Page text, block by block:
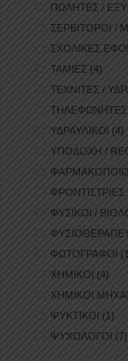
ΠΩΛΗΤΕΣ /
ΣΕΡΒΙΤΟΡΟΙ /
ΣΧΟΛΙΚΕΣ
ΤΑΜΙΕΣ (4)
ΤΕΧΝΙΤΕΣ /
ΤΗΛΕΦΩΝΗΤΕΣ
ΥΔΡΑΥΛΙΚΟΙ (4)
ΥΠΟΔΟΧΗ /
ΦΡΟΝΤΙΣΤΡΙΕΣ
ΦΥΣΙΚΟΙ /
ΦΩΤΟΓΡΑΦΟΙ
ΧΗΜΙΚΟΙ (4)
ΧΗΜΙΚΟΙ
ΨΥΚΤΙΚΟΙ (1)
ΨΥΧΟΛΟΓΟΙ (7)